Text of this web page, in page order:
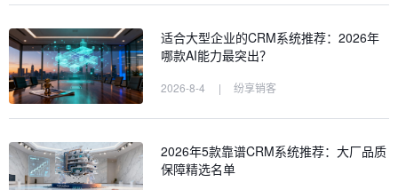
适合大型企业的CRM系统推荐：2026年
哪款AI能力最突出？
2026-8-4 | 纷享销客
2026年5款靠谱CRM系统推荐：大厂品质
保障精选名单